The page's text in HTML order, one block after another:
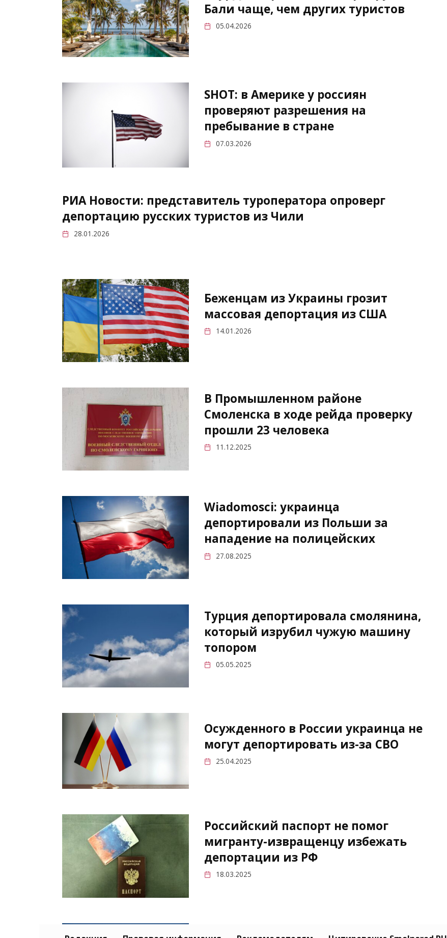
Бали чаще, чем других туристов
05.04.2026
SHOT: в Америке у россиян
проверяют разрешения на
пребывание в стране
07.03.2026
РИА Новости: представитель туроператора опроверг
депортацию русских туристов из Чили
28.01.2026
Беженцам из Украины грозит
массовая депортация из США
14.01.2026
В Промышленном районе
Смоленска в ходе рейда проверку
прошли 23 человека
11.12.2025
Wiadomosci: украинца
депортировали из Польши за
нападение на полицейских
27.08.2025
Турция депортировала смолянина,
который изрубил чужую машину
топором
05.05.2025
Осужденного в России украинца не
могут депортировать из-за СВО
25.04.2025
Российский паспорт не помог
мигранту-извращенцу избежать
депортации из РФ
18.03.2025
«Я хочу здесь жить!»: украинец уже